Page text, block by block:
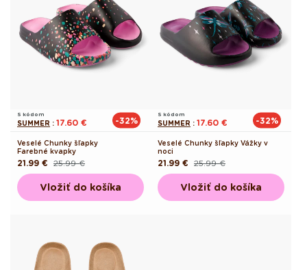
S kódom
SUMMER : 17.60 € -32%
Veselé Chunky šľapky
Farebné kvapky
Pôvodná
cena
25.99 €
Akciová
cena
21.99 €
Vložiť do košíka
S kódom
SUMMER : 17.60 € -32%
Veselé Chunky šľapky Vážky v
noci
Pôvodná
cena
25.99 €
Akciová
cena
21.99 €
Vložiť do košíka